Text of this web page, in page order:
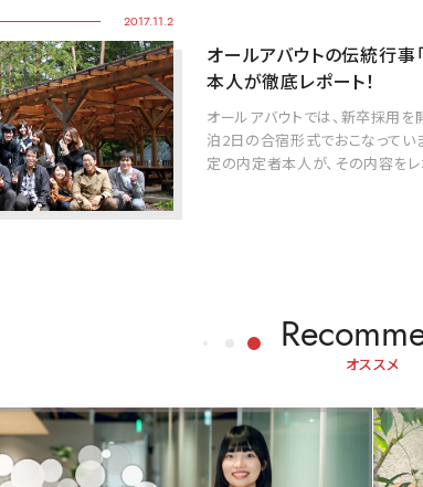
2017.11.2
オールアバウトの伝統行事
本人が徹底レポート！
オールアバウトでは、新卒採用
泊2日の合宿形式でおこなってい
定の内定者本人が、その内容をレ
オススメ